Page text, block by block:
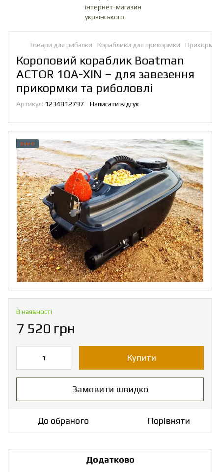
Товари для рибалки Кораблики для прикормки
Короповий кораблик Boatman
ACTOR 10A-XIN – для завезення
прикормки та риболовлі
Артикул: 1234812797 Написати відгук
ВІДЕО
В наявності
7 520 грн
Купити
Замовити швидко
До обраного Порівняти
Додатково